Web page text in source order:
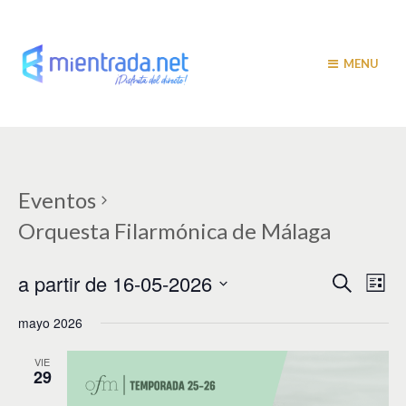
MENU
Eventos
Orquesta Filarmónica de Málaga
N
v
B
c
r
N
v
e
L
a partir de 16-05-2026
e
mayo 2026
VIE
29